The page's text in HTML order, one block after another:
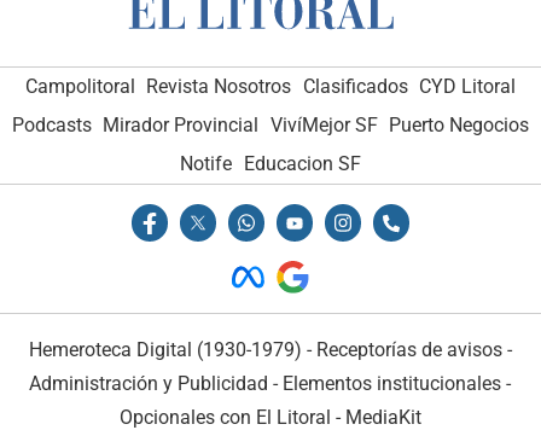
Campolitoral Revista Nosotros Clasificados CYD Litoral
Podcasts Mirador Provincial VivíMejor SF Puerto Negocios
Notife
Educacion SF
Hemeroteca Digital (1930-1979) - Receptorías de avisos -
Administración y Publicidad - Elementos institucionales -
Opcionales con El Litoral - MediaKit